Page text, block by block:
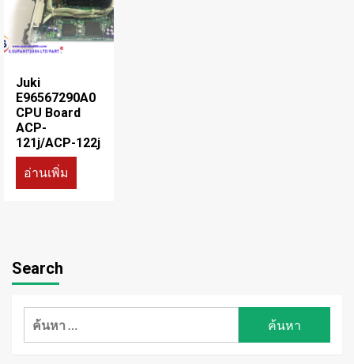
Juki
E96567290A0
CPU Board
ACP-
121j/ACP-122j
อ่านเพิ่ม
Search
ค้นหา